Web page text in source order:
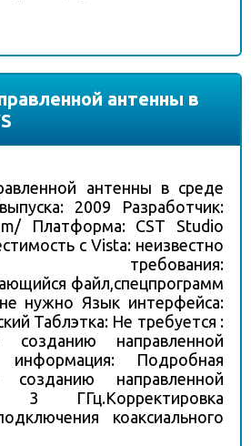
антенны в
антенны в среде
2009 Разработчик:
Платформа: CST Studio
с Vista: неизвестно
требования:
файл,спецпрограмм
нужно Язык интерфейса:
Таблэтка: Не требуется :
созданию направленной
Подробная
созданию направленной
ГГц.Корректировка
коаксиального